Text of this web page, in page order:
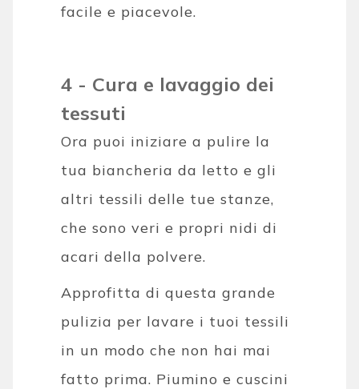
facile e piacevole.
4 - Cura e lavaggio dei
tessuti
Ora puoi iniziare a pulire la
tua biancheria da letto e gli
altri tessili delle tue stanze,
che sono veri e propri nidi di
acari della polvere.
Approfitta di questa grande
pulizia per lavare i tuoi tessili
in un modo che non hai mai
fatto prima. Piumino e cuscini